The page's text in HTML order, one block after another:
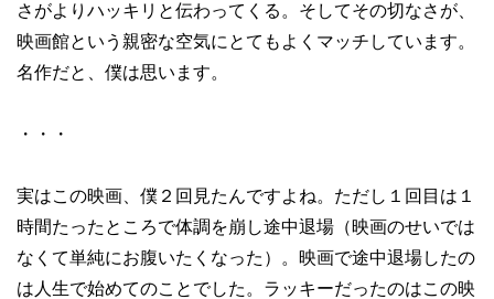
さがよりハッキリと伝わってくる。そしてその切なさが、
映画館という親密な空気にとてもよくマッチしています。
名作だと、僕は思います。
・・・
実はこの映画、僕２回見たんですよね。ただし１回目は１
時間たったところで体調を崩し途中退場（映画のせいでは
なくて単純にお腹いたくなった）。映画で途中退場したの
は人生で始めてのことでした。ラッキーだったのはこの映